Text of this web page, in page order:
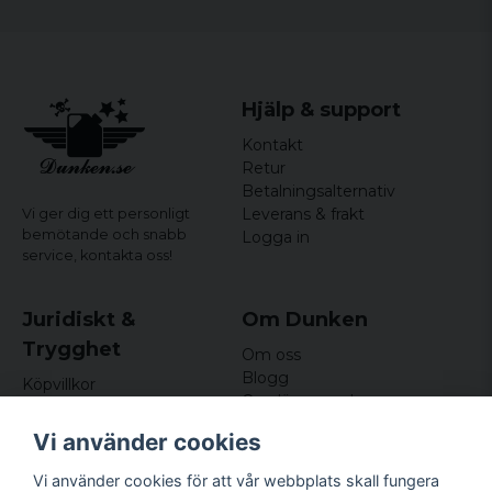
Vi ger dig ett personligt
bemötande och snabb
service, kontakta oss!
Hjälp & support
Kontakt
Retur
Betalningsalternativ
Leverans & frakt
Logga in
Juridiskt &
Trygghet
Köpvillkor
Om cookies
Om Dunken
Om oss
Blogg
Omdömen och
Nyhetsbrev
Kundklubb
Vi använder cookies
Vi använder cookies för att vår webbplats skall fungera